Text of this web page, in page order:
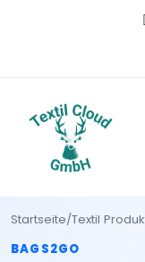
Startseite/Textil
BAGS2GO